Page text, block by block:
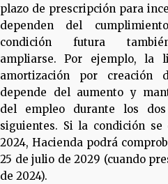
plazo de prescripción para
dependen del
condición futura
ampliarse. Por ejemplo, la
amortización por creación
depende del aumento y
del empleo durante los dos
siguientes. Si la condición se
2024, Hacienda podrá
25 de julio de 2029 (cuando
de 2024).